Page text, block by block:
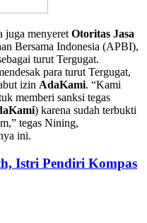
juga menyeret Otoritas Jasa
Bersama Indonesia (APBI),
turut Tergugat.
para turut Tergugat,
izin AdaKami. “Kami
memberi sanksi tegas
) karena sudah terbukti
tegas Nining,
ini.
Istri Pendiri Kompas